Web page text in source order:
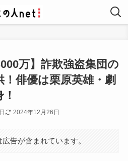
万】詐欺強盗集団の
！俳優は栗原英雄・劇
2024年12月26日
告が含まれています。